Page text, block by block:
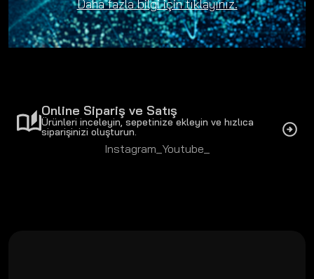
boyunca sergiledik. Standımızı ziyaret eden tüm
misafirlerimize ve iş ortaklarımıza teşekkür ederiz.
Daha fazla bilgi için tıklayınız.
Online Sipariş ve Satış
Ürünleri inceleyin, sepetinize ekleyin ve hızlıca
siparişinizi oluşturun.
Instagram_ Youtube_